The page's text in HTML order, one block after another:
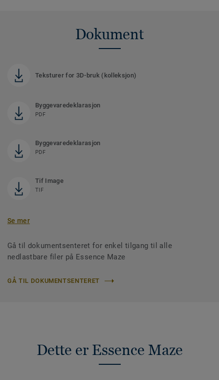
Dokument
Teksturer for 3D-bruk (kolleksjon)
Byggevaredeklarasjon
PDF
Byggevaredeklarasjon
PDF
Tif Image
TIF
Se mer
Gå til dokumentsenteret for enkel tilgang til alle
nedlastbare filer på Essence Maze
GÅ TIL DOKUMENTSENTERET
Dette er Essence Maze